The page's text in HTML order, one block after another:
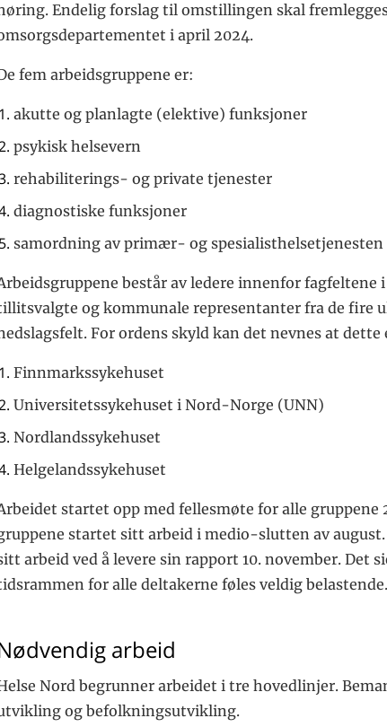
Endelig forslag til omstillingen skal
i april 2024.
fem arbeidsgruppene er:
akutte og planlagte (elektive) funksjoner
psykisk helsevern
rehabiliterings- og private tjenester
diagnostiske funksjoner
samordning av primær- og spesialisthelsetjenesten
består av ledere innenfor fagfeltene
og kommunale representanter fra de fire
For ordens skyld kan det nevnes at dette
Finnmarkssykehuset
Universitetssykehuset i Nord-Norge (UNN)
Nordlandssykehuset
Helgelandssykehuset
startet opp med fellesmøte for alle gruppene
startet sitt arbeid i medio-slutten av
arbeid ved å levere sin rapport 10. november. Det
for alle deltakerne føles veldig belastende.
arbeid
Nord begrunner arbeidet i tre hovedlinjer.
og befolkningsutvikling.